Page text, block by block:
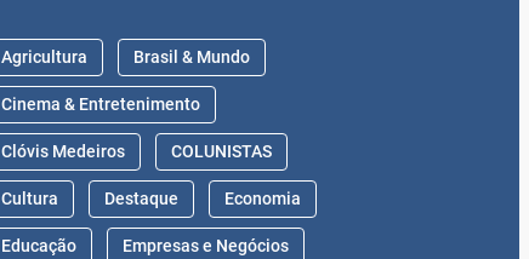
Agricultura Brasil & Mundo
Cinema & Entretenimento
Clóvis Medeiros COLUNISTAS
Cultura Destaque Economia
Educação Empresas e Negócios